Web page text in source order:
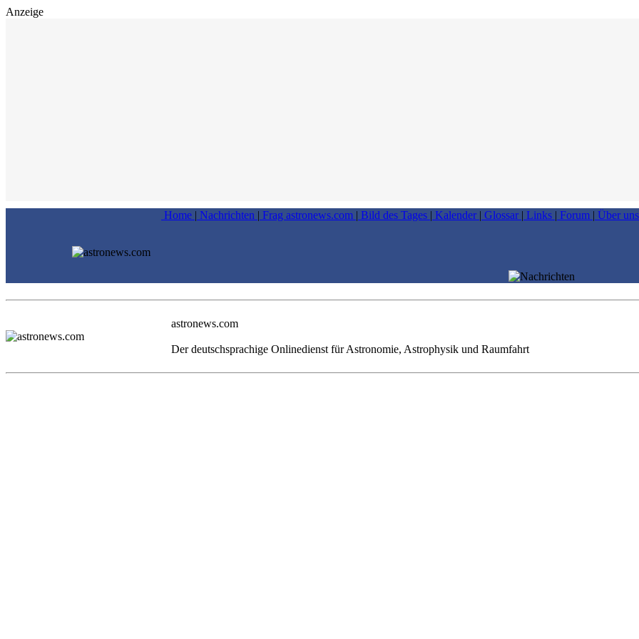
Anzeige
Home | Nachrichten | Frag astronews.com | Bild des Tages | Kalender | Glossar | Links | Forum | Über uns
astronews.com
Der deutschsprachige Onlinedienst für Astronomie, Astrophysik und Raumfahrt